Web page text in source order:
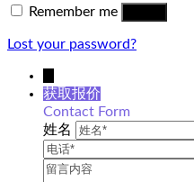
Remember me
Lost your password?
获取报价
Contact Form
姓名